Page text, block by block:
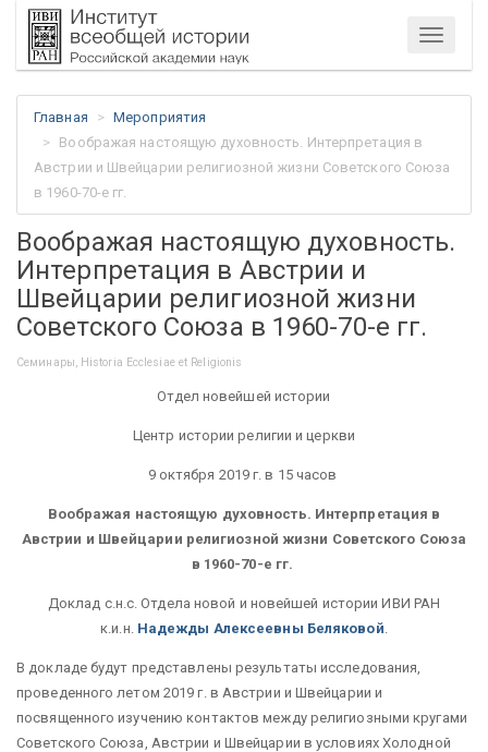
Меню
Главная
Мероприятия
Воображая настоящую духовность. Интерпретация в
Австрии и Швейцарии религиозной жизни Советского Союза
в 1960-70-е гг.
Воображая настоящую духовность.
Интерпретация в Австрии и
Швейцарии религиозной жизни
Советского Союза в 1960-70-е гг.
Семинары, Historia Ecclesiae et Religionis
Отдел новейшей истории
Центр истории религии и церкви
9 октября 2019 г. в 15 часов
Воображая настоящую духовность. Интерпретация в
Австрии и Швейцарии религиозной жизни Советского Союза
в 1960-70-е гг.
Доклад с.н.с. Отдела новой и новейшей истории ИВИ РАН
к.и.н. Надежды Алексеевны Беляковой.
В докладе будут представлены результаты исследования,
проведенного летом 2019 г. в Австрии и Швейцарии и
посвященного изучению контактов между религиозными кругами
Советского Союза, Австрии и Швейцарии в условиях Холодной